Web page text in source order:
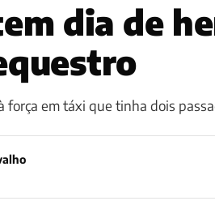
dia de
força em táxi que tinha dois